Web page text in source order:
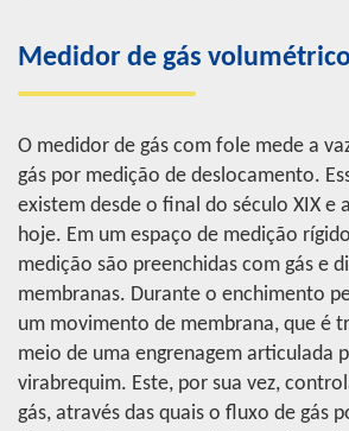
Medidor de gás
O medidor de gás com fole mede a
gás por medição de deslocamento.
existem desde o final do século XIX e
hoje. Em um espaço de medição
medição são preenchidas com gás e
membranas. Durante o enchimento
um movimento de membrana, que é
meio de uma engrenagem articulada
virabrequim. Este, por sua vez,
gás, através das quais o fluxo de gás